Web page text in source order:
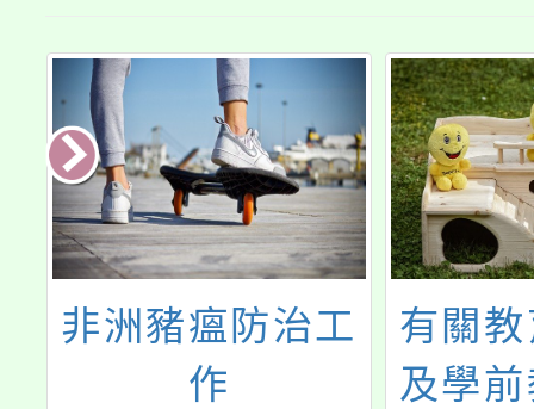
非洲豬瘟防治工
作
有關
及學